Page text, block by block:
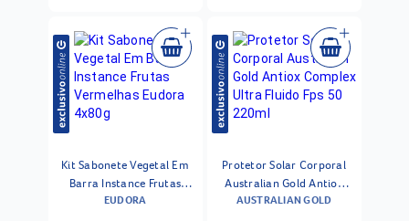
Kit Sabonete Vegetal Em
Barra Instance Frutas
Vermelhas Eudora 4x80g
EUDORA
Protetor Solar Corporal
Australian Gold Antiox
Complex Ultra Fluido Fps
AUSTRALIAN GOLD